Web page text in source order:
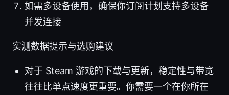
如需多设备使用，确保你订阅计划支持多设备
并发连接
实测数据提示与选购建议
对于 Steam 游戏的下载与更新，稳定性与带宽
往往比单点速度更重要。你需要一个在你所在